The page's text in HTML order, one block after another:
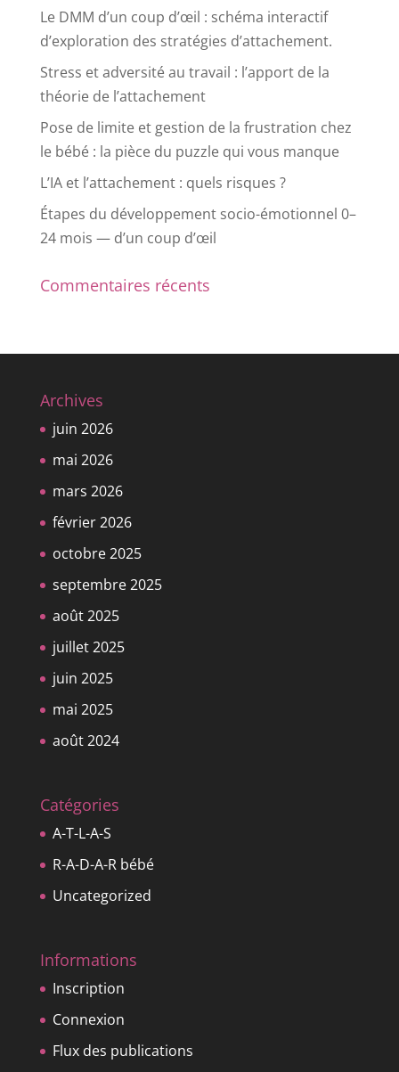
Le DMM d’un coup d’œil : schéma interactif
d’exploration des stratégies d’attachement.
Stress et adversité au travail : l’apport de la
théorie de l’attachement
Pose de limite et gestion de la frustration chez
le bébé : la pièce du puzzle qui vous manque
L’IA et l’attachement : quels risques ?
Étapes du développement socio-émotionnel 0–
24 mois — d’un coup d’œil
Commentaires récents
Archives
juin 2026
mai 2026
mars 2026
février 2026
octobre 2025
septembre 2025
août 2025
juillet 2025
juin 2025
mai 2025
août 2024
Catégories
A-T-L-A-S
R-A-D-A-R bébé
Uncategorized
Informations
Inscription
Connexion
Flux des publications